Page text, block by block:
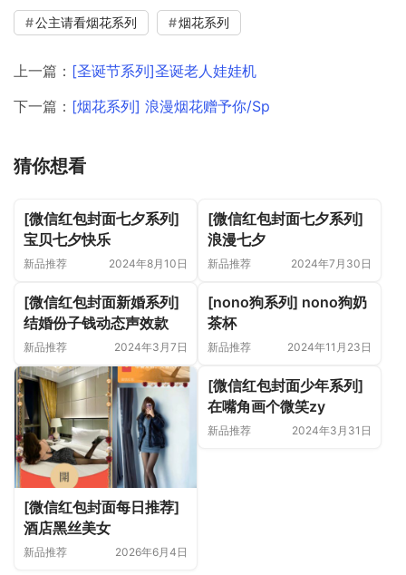
公主请看烟花系列 烟花系列
上一篇： [圣诞节系列]圣诞老人娃娃机
下一篇： [烟花系列] 浪漫烟花赠予你/Sp
猜你想看
[微信红包封面七夕系列]
宝贝七夕快乐
新品推荐 2024年8月10日
[微信红包封面七夕系列]
浪漫七夕
新品推荐 2024年7月30日
[微信红包封面新婚系列]
结婚份子钱动态声效款
新品推荐 2024年3月7日
[nono狗系列] nono狗奶
茶杯
新品推荐 2024年11月23日
[微信红包封面每日推荐]
酒店黑丝美女
新品推荐 2026年6月4日
[微信红包封面少年系列]
在嘴角画个微笑zy
新品推荐 2024年3月31日